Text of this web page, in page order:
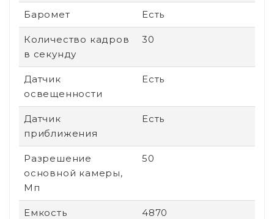
Баромет Есть
Количество кадров
в секунду
30
Датчик
освещенности
Есть
Датчик
приближения
Есть
Разрешение
основной камеры,
Мп
50
Емкость
4870